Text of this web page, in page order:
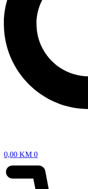
0,00 KM 0